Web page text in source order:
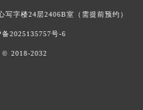
字楼24层2406B室（需提前预约）
备2025135757号-6
2018-2032